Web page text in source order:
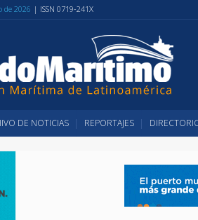
de 2026 | ISSN 0719-241X
DE NOTICIAS REPORTAJES